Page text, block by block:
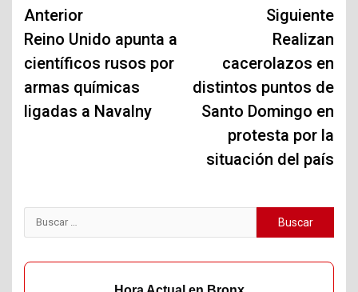
Navegación
de
entradas
Anterior
Reino Unido apunta a
científicos rusos por
armas químicas
ligadas a Navalny
Siguiente
Realizan
cacerolazos en
distintos puntos de
Santo Domingo en
protesta por la
situación del país
Buscar: